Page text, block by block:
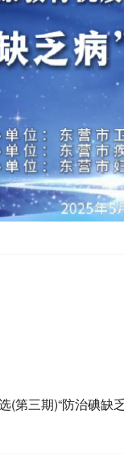
(第三期)“防治碘缺